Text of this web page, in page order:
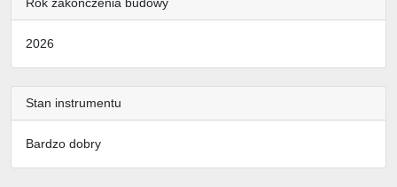
2026
Stan instrumentu
Bardzo dobry